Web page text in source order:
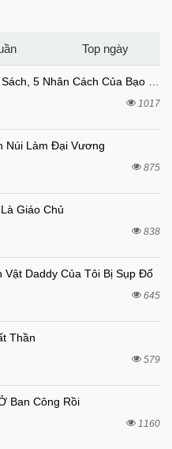
tháng trước
tháng trước
tháng trước
tháng trước
tháng trước
tháng trước
7 tháng trước
Top ngày
1017
Núi Làm Đại Vương
875
Giáo Chủ
838
Vật Daddy Của Tôi Bị Sụp Đổ
645
Thần
579
Ban Công Rồi
1160